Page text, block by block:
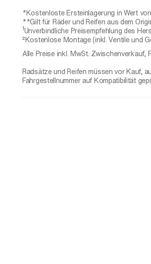
*Kostenloste Ersteinlagerung in Wert
**Gilt für Räder und Reifen aus dem
1Unverbindliche Preisempfehlung des
²Kostenlose Montage (inkl. Ventile und
Alle Preise inkl. MwSt. Zwischenverkauf,
Radsätze und Reifen müssen vor Kauf,
Fahrgestellnummer auf Kompatibilität